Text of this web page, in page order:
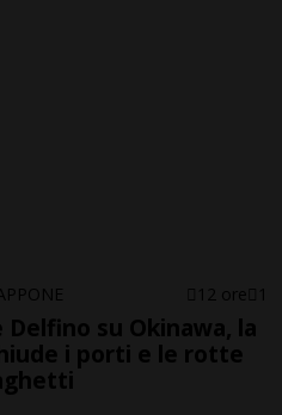
12 ore 1
su Okinawa, la
i porti e le rotte